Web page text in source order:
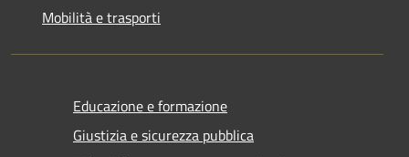
Mobilità e trasporti
Educazione e formazione
Giustizia e sicurezza pubblica